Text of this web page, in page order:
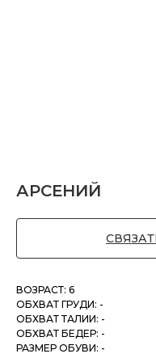
АРСЕНИЙ
ВОЗРАСТ: 6
ОБХВАТ ГРУДИ: -
ОБХВАТ ТАЛИИ: -
ОБХВАТ БЕДЕР: -
РАЗМЕР ОБУВИ: -